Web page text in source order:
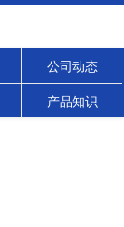
公司动态
产品知识